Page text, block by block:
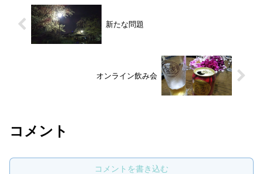
新たな問題
オンライン飲み会
コメント
コメントを書き込む